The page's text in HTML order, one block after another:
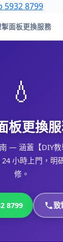
5932 8799
面板更換服務
💧
板更換
— 涵蓋【DIY
小時上門，明
修。
8799 致